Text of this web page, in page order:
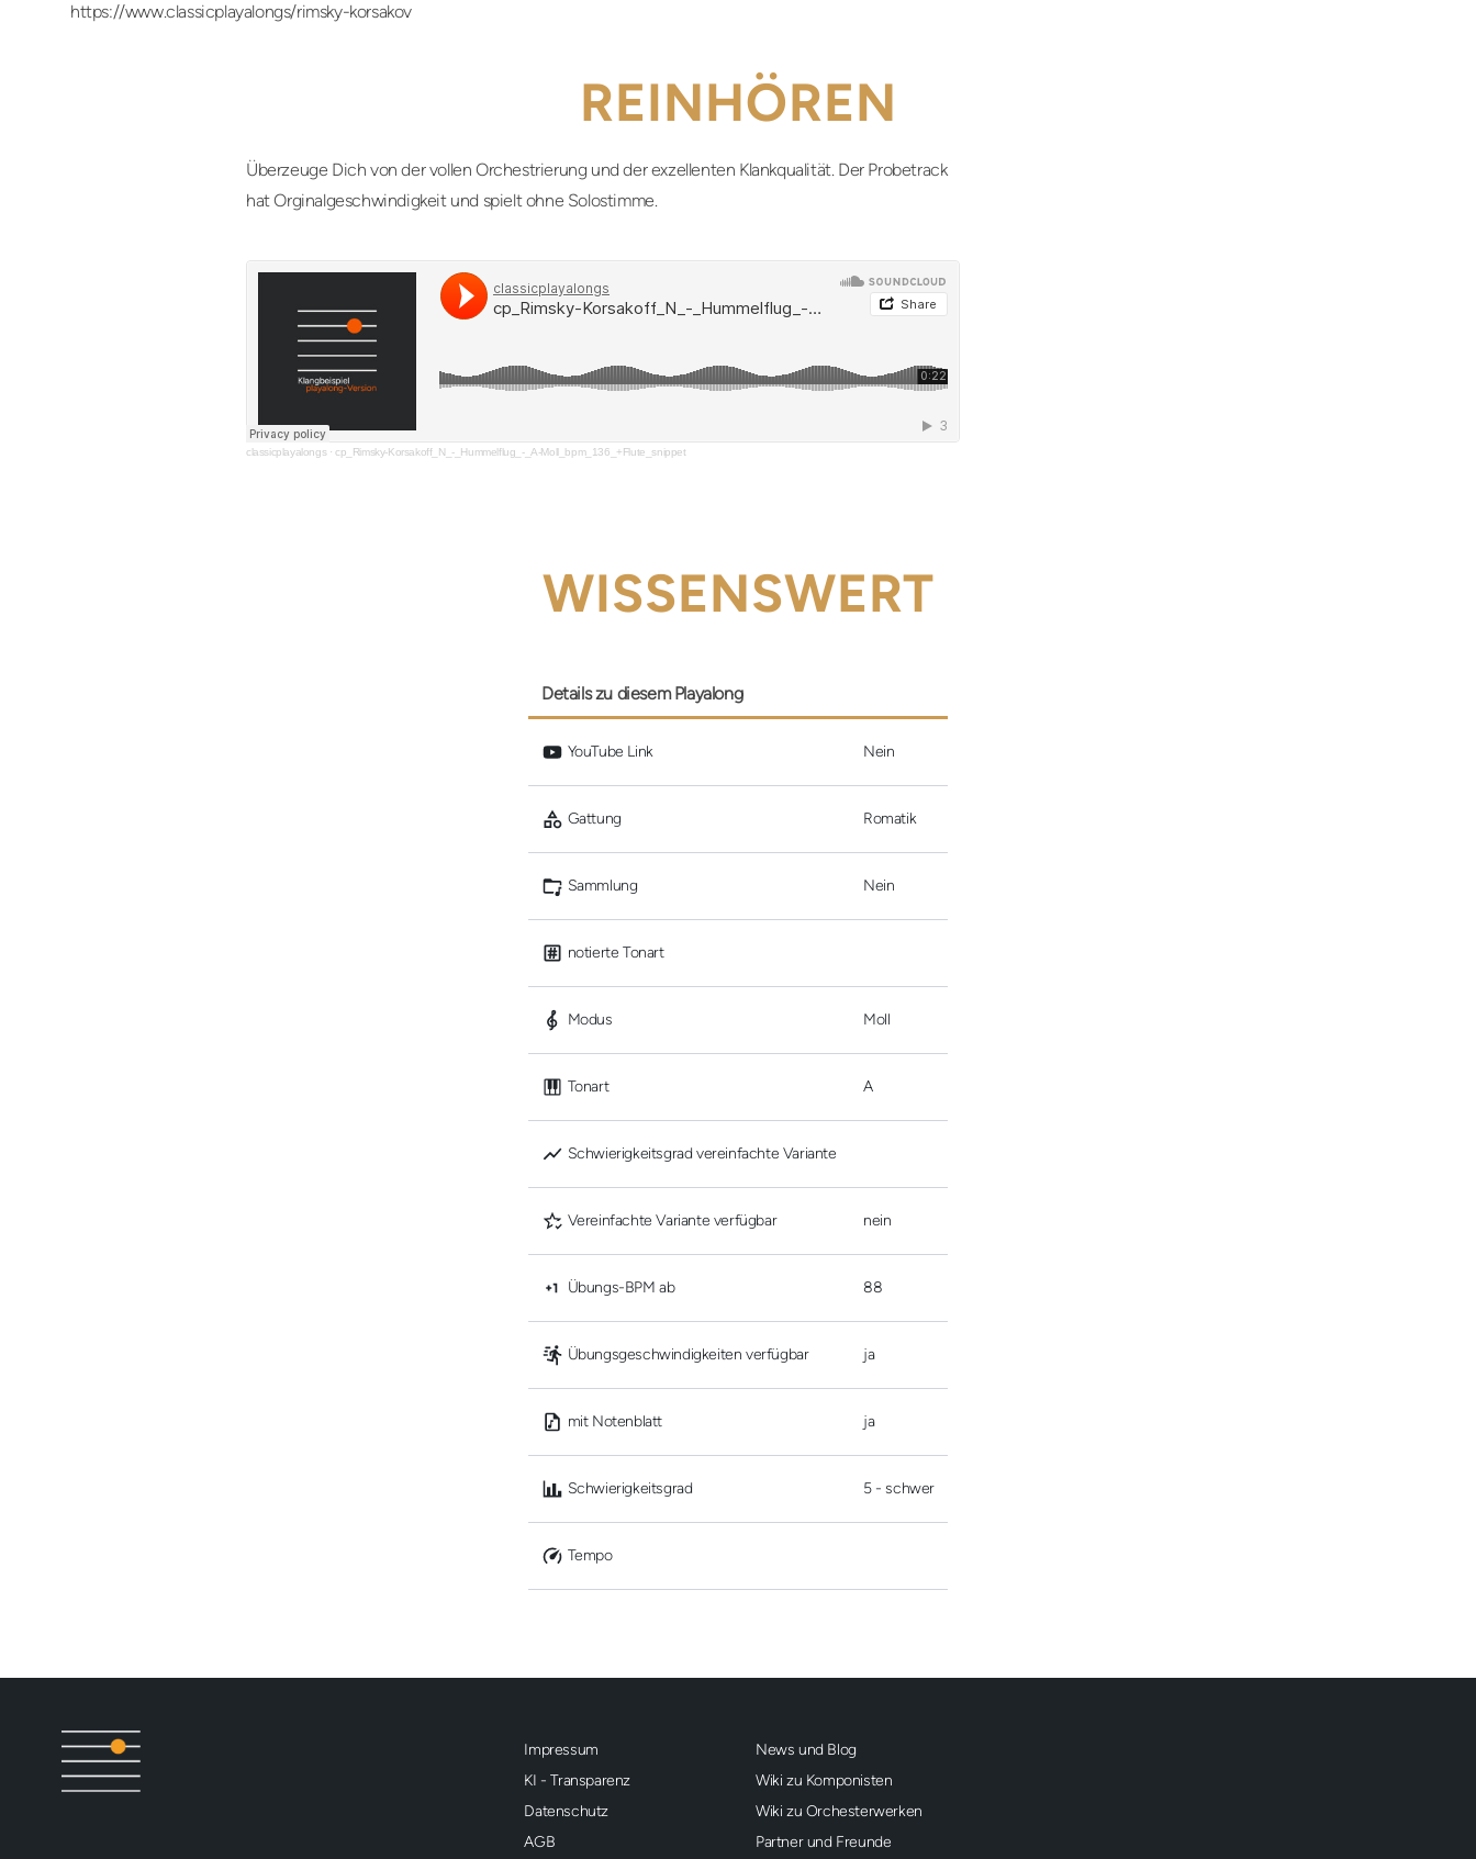
https://www.classicplayalongs/rimsky-korsakov
REINHÖREN
Überzeuge Dich von der vollen Orchestrierung und der exzellenten Klankqualität. Der Probetrack
hat Orginalgeschwindigkeit und spielt ohne Solostimme.
classicplayalongs·cp_Rimsky-Korsakoff_N_-_Hummelflug_-_A-Moll_bpm_136_+Flute_snippet
WISSENSWERT
Details zu diesem Playalong
YouTube Link Nein
Gattung Romatik
Sammlung Nein
notierte Tonart
Modus Moll
Tonart A
Schwierigkeitsgrad vereinfachte Variante
Vereinfachte Variante verfügbar nein
Übungs-BPM ab 88
Übungsgeschwindigkeiten verfügbar ja
mit Notenblatt ja
Schwierigkeitsgrad 5 - schwer
Tempo
Impressum
KI - Transparenz
Datenschutz
AGB
News und Blog
Wiki zu Komponisten
Wiki zu Orchesterwerken
Partner und Freunde